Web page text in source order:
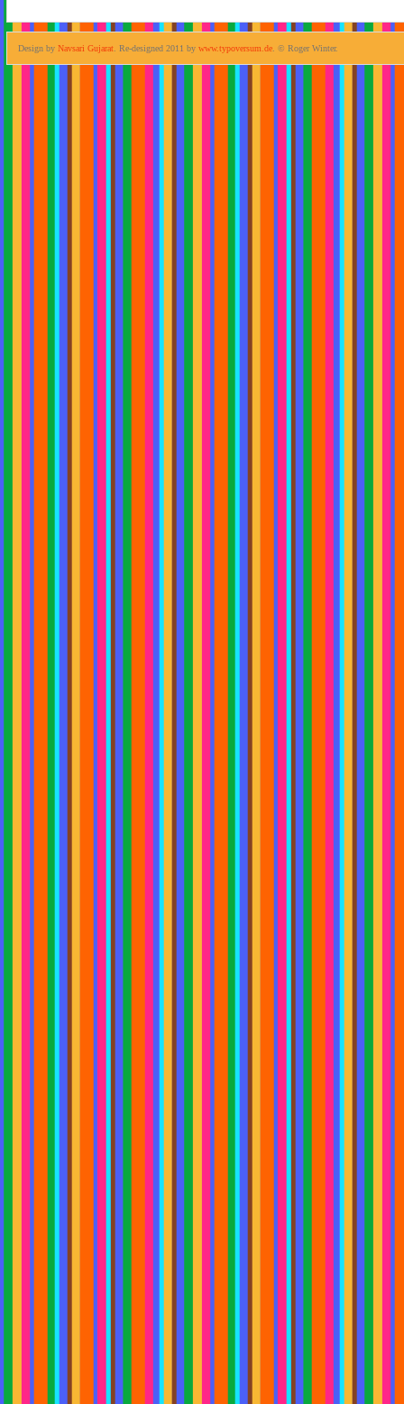
Design by Navsari Gujarat. Re-designed 2011 by www.typoversum.de. © Roger Winter.